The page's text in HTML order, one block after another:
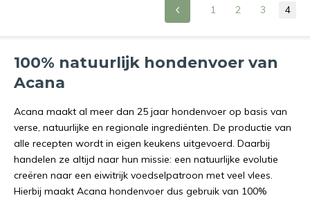
1 2 3 4
100% natuurlijk hondenvoer van
Acana
Acana maakt al meer dan 25 jaar hondenvoer op basis van
verse, natuurlijke en regionale ingrediënten. De productie van
alle recepten wordt in eigen keukens uitgevoerd. Daarbij
handelen ze altijd naar hun missie: een natuurlijke evolutie
creëren naar een eiwitrijk voedselpatroon met veel vlees.
Hierbij maakt Acana hondenvoer dus gebruik van 100%